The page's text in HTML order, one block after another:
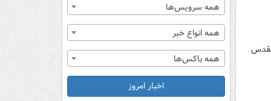
مقدس
همه سرویس‌ها
همه انواع خبر
همه باکس‌ها
اخبار امروز